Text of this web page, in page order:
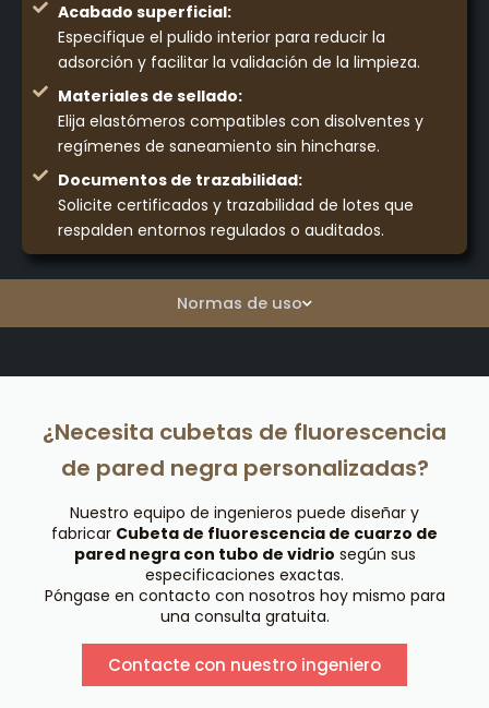
Normas de uso
Acabado superficial:
Especifique el pulido interior para reducir la
adsorción y facilitar la validación de la limpieza.
Materiales de sellado:
Elija elastómeros compatibles con disolventes y
regímenes de saneamiento sin hincharse.
Documentos de trazabilidad:
Solicite certificados y trazabilidad de lotes que
respalden entornos regulados o auditados.
¿Necesita cubetas de fluorescencia
de pared negra personalizadas?
Nuestro equipo de ingenieros puede diseñar y
fabricar Cubeta de fluorescencia de cuarzo de
pared negra con tubo de vidrio según sus
especificaciones exactas.
Póngase en contacto con nosotros hoy mismo para
una consulta gratuita.
Contacte con nuestro ingeniero